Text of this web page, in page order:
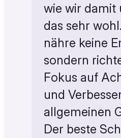
wie wir damit
das sehr
nähre keine
sondern
Fokus auf
und
allgemeinen
Der beste